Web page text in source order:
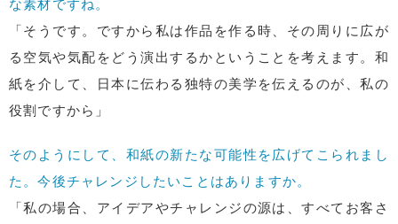
な素材ですね。
「そうです。ですから私は作品を作る時、その周りに広が
る空気や気配をどう演出するかということを考えます。和
紙を介して、日本に伝わる独特の美学を伝えるのが、私の
役割ですから」
そのようにして、和紙の新たな可能性を広げてこられまし
た。今後チャレンジしたいことはありますか。
「私の場合、アイデアやチャレンジの源は、すべてお客さ